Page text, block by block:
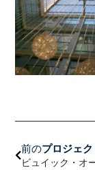
前のプロジェク
ビュイック・オ